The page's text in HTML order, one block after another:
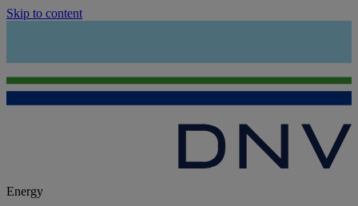
Skip to content
Energy